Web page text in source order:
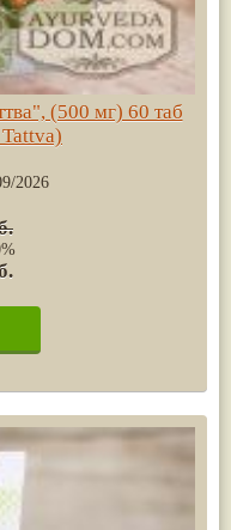
(500 мг) 60 таб
2026